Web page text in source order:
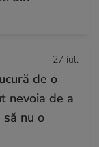
27 iul.
de o
nevoia de a
nu o